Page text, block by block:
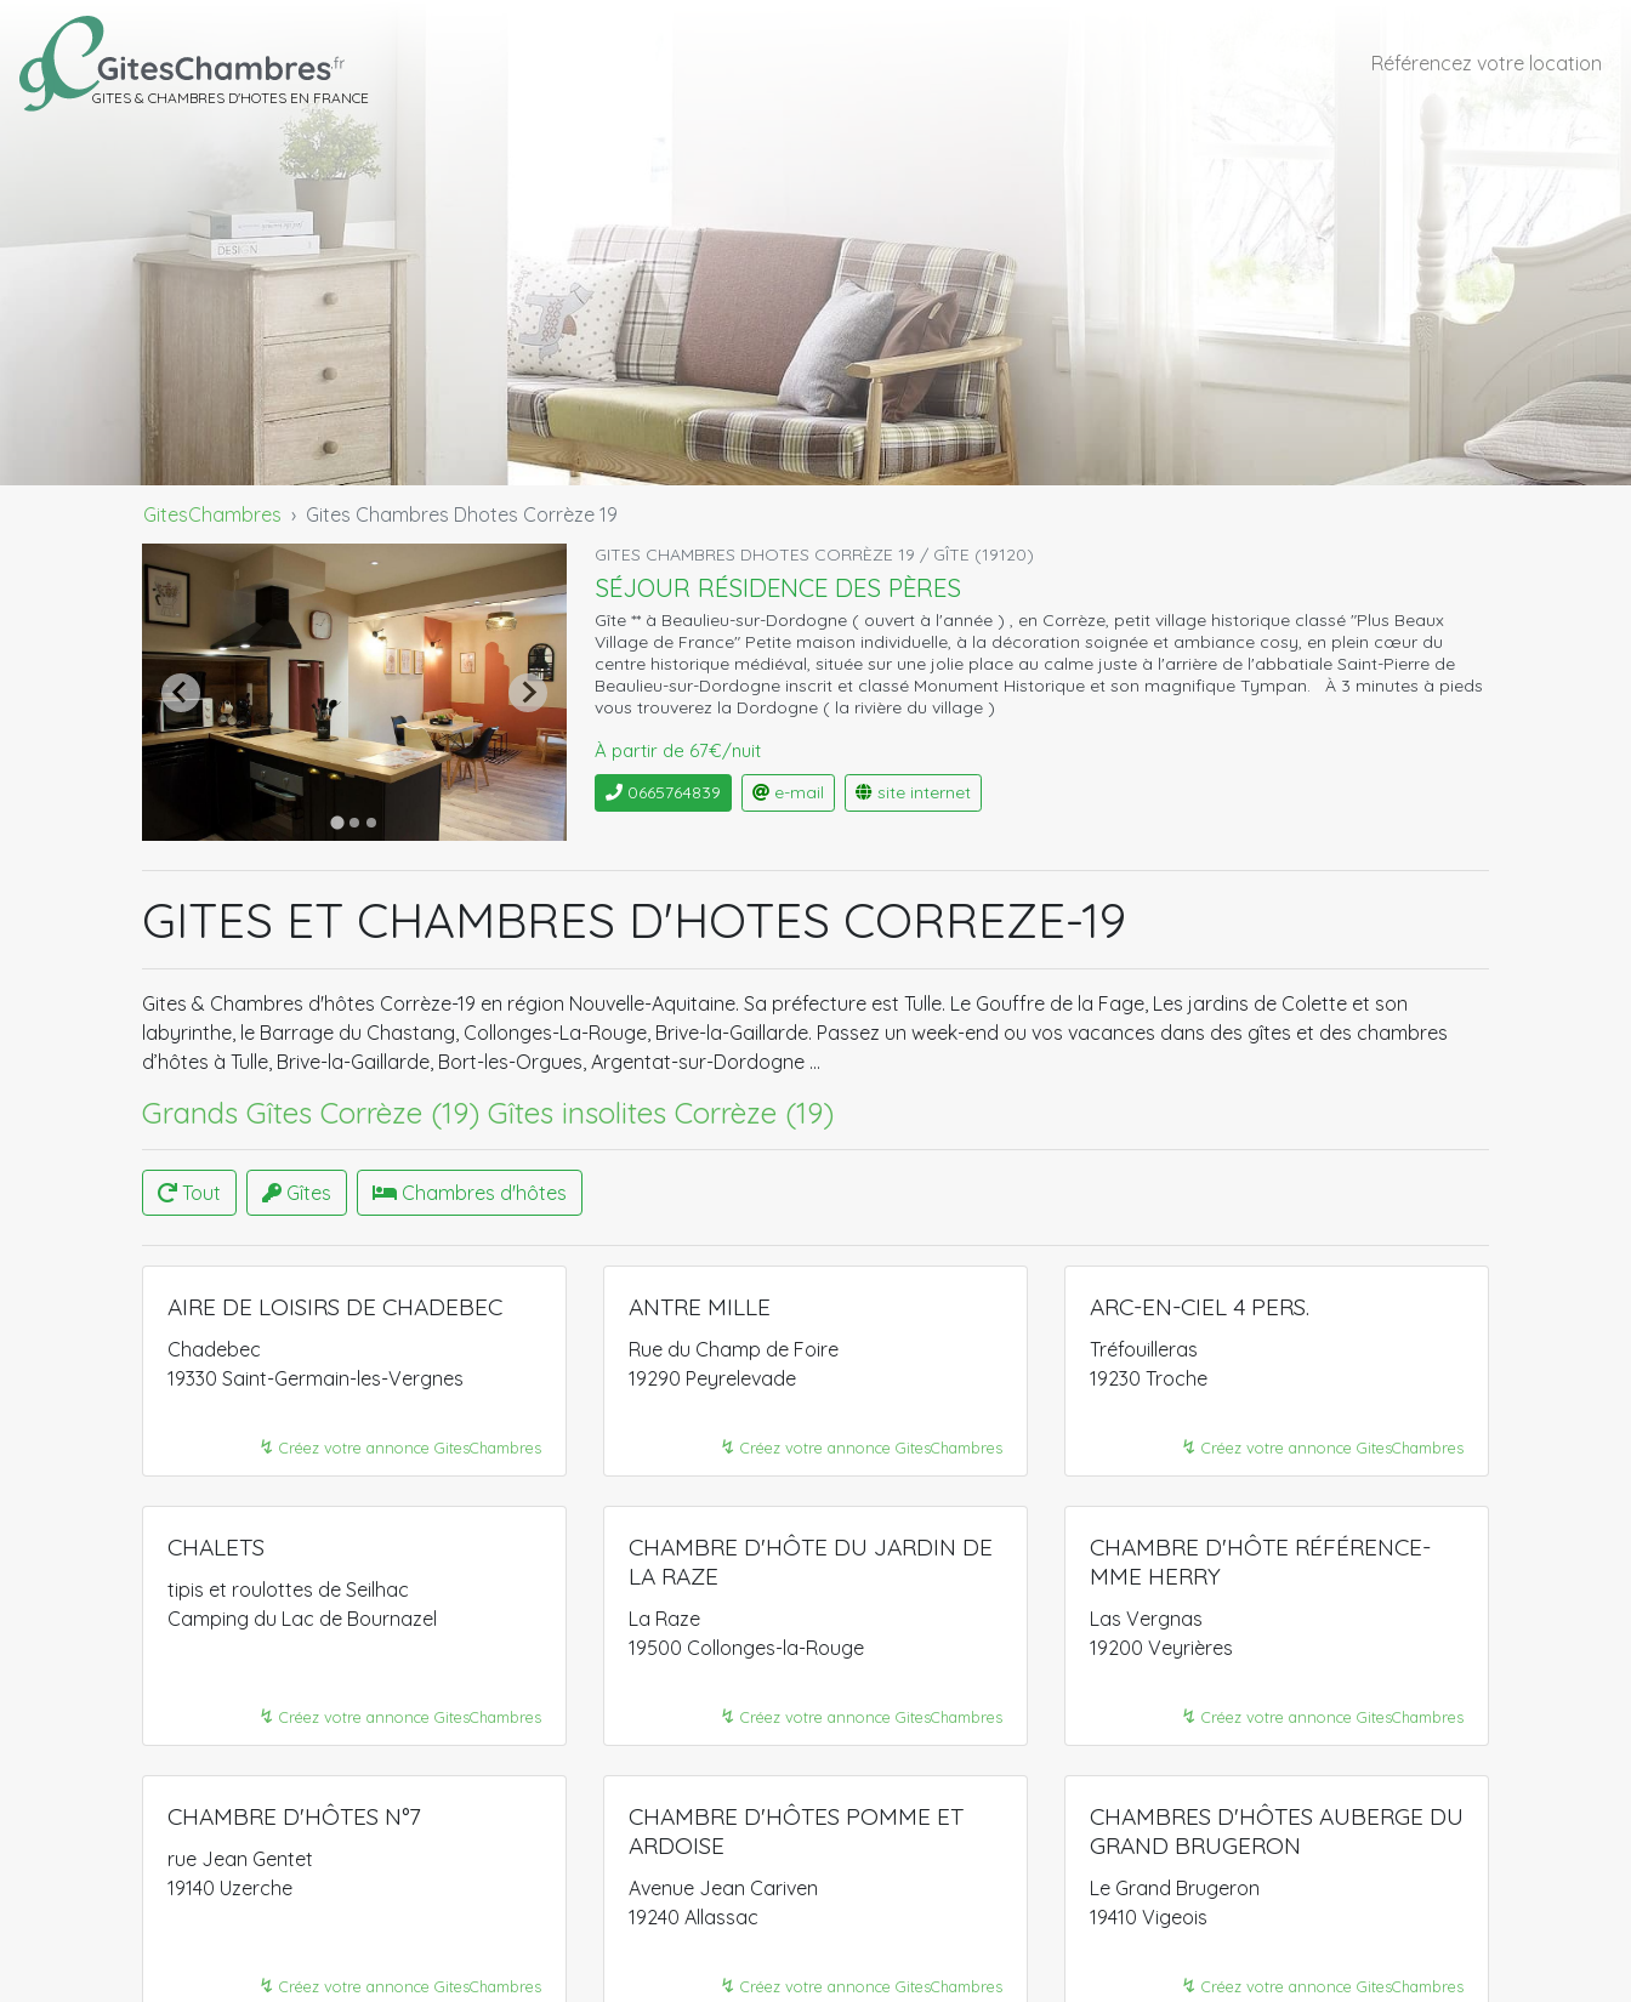
GITES & CHAMBRES D'HOTES EN FRANCE
Référencez votre location
GitesChambres Gites Chambres Dhotes Corrèze 19
GITES CHAMBRES DHOTES CORRÈZE 19 / GÎTE (19120)
SÉJOUR RÉSIDENCE DES PÈRES
Gîte ** à Beaulieu-sur-Dordogne ( ouvert à l'année ) , en Corrèze, petit village historique classé "Plus Beaux
Village de France" Petite maison individuelle, à la décoration soignée et ambiance cosy, en plein cœur du
centre historique médiéval, située sur une jolie place au calme juste à l'arrière de l'abbatiale Saint-Pierre de
Beaulieu-sur-Dordogne inscrit et classé Monument Historique et son magnifique Tympan. À 3 minutes à pieds
vous trouverez la Dordogne ( la rivière du village )
À partir de 67€/nuit
0665764839 e-mail site internet
GITES ET CHAMBRES D'HOTES CORREZE-19
Gites & Chambres d'hôtes Corrèze-19 en région Nouvelle-Aquitaine. Sa préfecture est Tulle. Le Gouffre de la Fage, Les jardins de Colette et son
labyrinthe, le Barrage du Chastang, Collonges-La-Rouge, Brive-la-Gaillarde. Passez un week-end ou vos vacances dans des gîtes et des chambres
d’hôtes à Tulle, Brive-la-Gaillarde, Bort-les-Orgues, Argentat-sur-Dordogne …
Grands Gîtes Corrèze (19) Gîtes insolites Corrèze (19)
Tout Gîtes Chambres d'hôtes
AIRE DE LOISIRS DE CHADEBEC
Chadebec
19330 Saint-Germain-les-Vergnes
↯ Créez votre annonce GitesChambres
ANTRE MILLE
Rue du Champ de Foire
19290 Peyrelevade
↯ Créez votre annonce GitesChambres
ARC-EN-CIEL 4 PERS.
Tréfouilleras
19230 Troche
↯ Créez votre annonce GitesChambres
CHALETS
tipis et roulottes de Seilhac
Camping du Lac de Bournazel
↯ Créez votre annonce GitesChambres
CHAMBRE D'HÔTE DU JARDIN DE
LA RAZE
La Raze
19500 Collonges-la-Rouge
↯ Créez votre annonce GitesChambres
CHAMBRE D'HÔTE RÉFÉRENCE-
MME HERRY
Las Vergnas
19200 Veyrières
↯ Créez votre annonce GitesChambres
CHAMBRE D'HÔTES N°7
rue Jean Gentet
19140 Uzerche
↯ Créez votre annonce GitesChambres
CHAMBRE D'HÔTES POMME ET
ARDOISE
Avenue Jean Cariven
19240 Allassac
↯ Créez votre annonce GitesChambres
CHAMBRES D'HÔTES AUBERGE DU
GRAND BRUGERON
Le Grand Brugeron
19410 Vigeois
↯ Créez votre annonce GitesChambres